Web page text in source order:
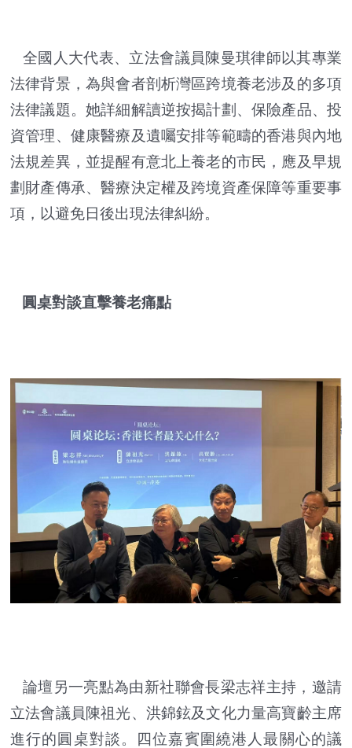
全國人大代表、立法會議員陳曼琪律師以其專業
法律背景，為與會者剖析灣區跨境養老涉及的多項
法律議題。她詳細解讀逆按揭計劃、保險產品、投
資管理、健康醫療及遺囑安排等範疇的香港與內地
法規差異，並提醒有意北上養老的市民，應及早規
劃財產傳承、醫療決定權及跨境資產保障等重要事
項，以避免日後出現法律糾紛。
圓桌對談直擊養老痛點
論壇另一亮點為由新社聯會長梁志祥主持，邀請
立法會議員陳祖光、洪錦鉉及文化力量高寶齡主席
進行的圓桌對談。四位嘉賓圍繞港人最關心的議